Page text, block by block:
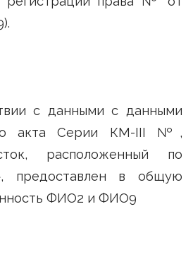
с данными с данными
акта Серии КМ-III №,
расположенный по
предоставлен в общую
ФИО2 и ФИО9